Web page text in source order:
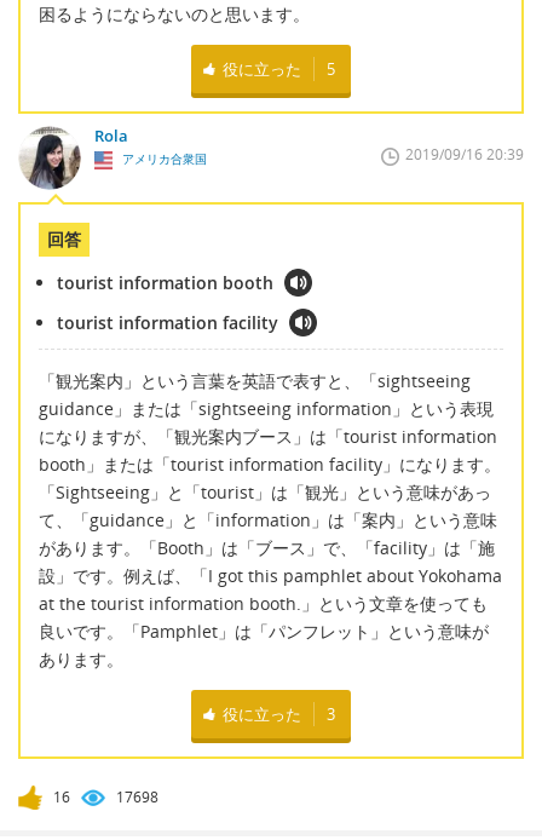
困るようにならないのと思います。
役に立った 5
Rola
アメリカ合衆国 2019/09/16 20:39
回答
tourist information booth
tourist information facility
「観光案内」という言葉を英語で表すと、「sightseeing
guidance」または「sightseeing information」という表現
になりますが、「観光案内ブース」は「tourist information
booth」または「tourist information facility」になります。
「Sightseeing」と「tourist」は「観光」という意味があっ
て、「guidance」と「information」は「案内」という意味
があります。「Booth」は「ブース」で、「facility」は「施
設」です。例えば、「I got this pamphlet about Yokohama
at the tourist information booth.」という文章を使っても
良いです。「Pamphlet」は「パンフレット」という意味が
あります。
役に立った 3
16 17698